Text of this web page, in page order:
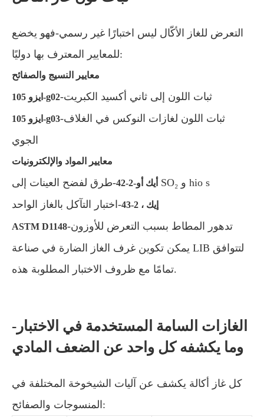
التعرض للغاز الأكّال ليس اختبارًا غير رسمي-فهو يخضع
للمعايير المعترف بها دوليًا:
معايير النسيج والصفائح
ايزو 105-g02 -ثبات اللون إلى ثاني أكسيد الكبريت
ايزو 105-g03-ثبات اللون لغازات النوكس في الغلاف
الجوي
معايير المواد والإلكترونيات
أيك أو-2-42 -طرق لفضح العينات إلى SO₂ و hio s
إيك ، 2-43 -اختبار التآكل بالغاز الواحد
ASTM D1148 -تدهور المطاط بسبب التعرض للأوزون
يمكن تكوين غرف الغاز الضارة في صناعة LIB لتتوافق
تمامًا مع ظروف الاختبار المطلوبة هذه.
الغازات السامة المستخدمة في الاختبار-
وما يكشفه كل واحد عن الضعف المادي
كل غاز أكالة يكشف عن آليات الشيخوخة المختلفة في
المنسوجات والصفائح: